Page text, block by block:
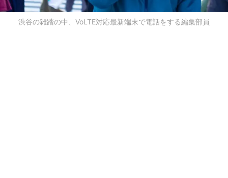
渋谷の雑踏の中、VoLTE対応最新端末で電話をする編集部員